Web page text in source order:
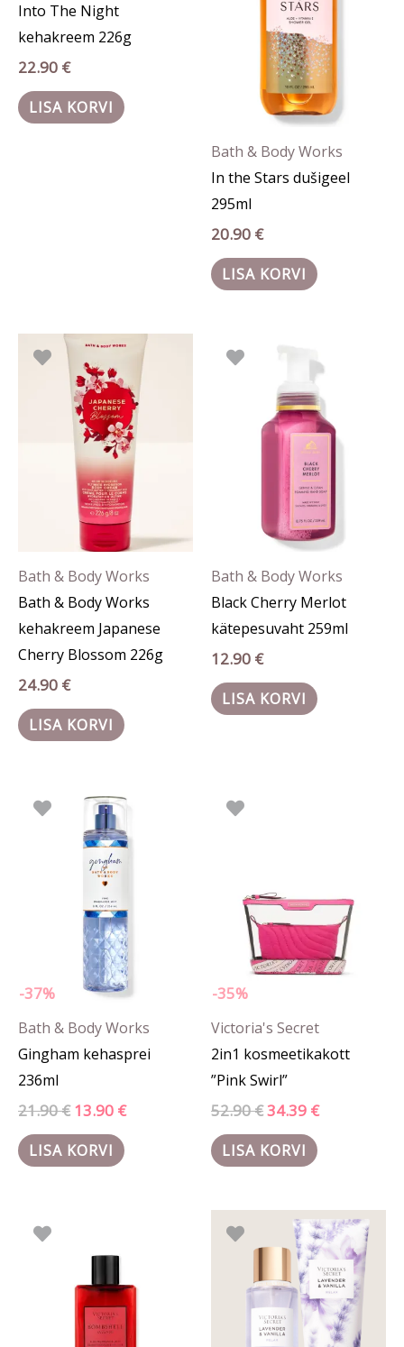
Into The Night
kehakreem 226g
22.90 €
LISA KORVI
Bath & Body Works
In the Stars dušigeel
295ml
20.90 €
LISA KORVI
Bath & Body Works
Bath & Body Works
kehakreem Japanese
Cherry Blossom 226g
24.90 €
LISA KORVI
Bath & Body Works
Black Cherry Merlot
kätepesuvaht 259ml
12.90 €
LISA KORVI
-37%
Bath & Body Works
Gingham kehasprei
236ml
21.90€
hind
21.90 €.
13.90 €
13.90 €.
LISA KORVI
-35%
Victoria's Secret
2in1 kosmeetikakott
”Pink Swirl”
52.90€34.39 €
LISA KORVI
Algne
oli:
50.40 €.
Praegune
hind
on:
42.00 €.